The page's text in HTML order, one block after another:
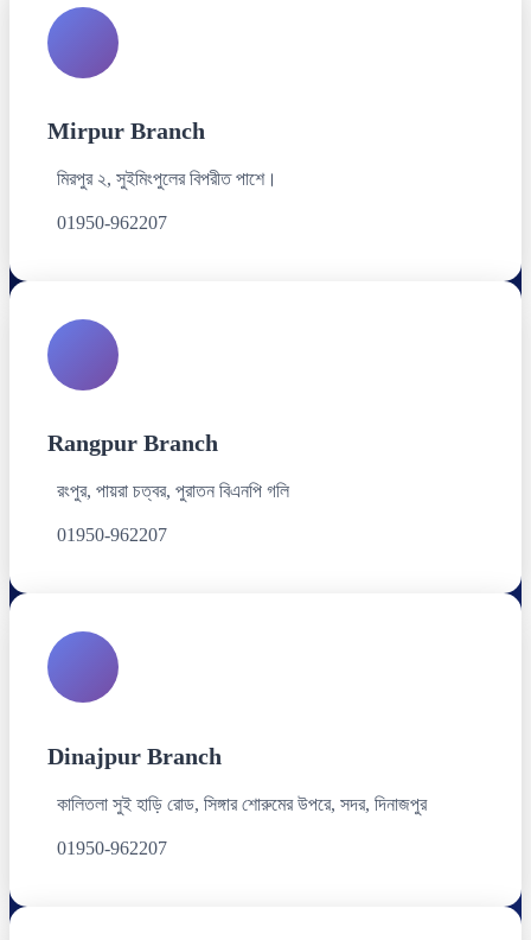
Mirpur Branch
মিরপুর ২, সুইমিংপুলের বিপরীত পাশে।
01950-962207
Rangpur Branch
রংপুর, পায়রা চত্বর, পুরাতন বিএনপি গলি
01950-962207
Dinajpur Branch
কালিতলা সুই হাড়ি রোড, সিঙ্গার শোরুমের উপরে, সদর, দিনাজপুর
01950-962207